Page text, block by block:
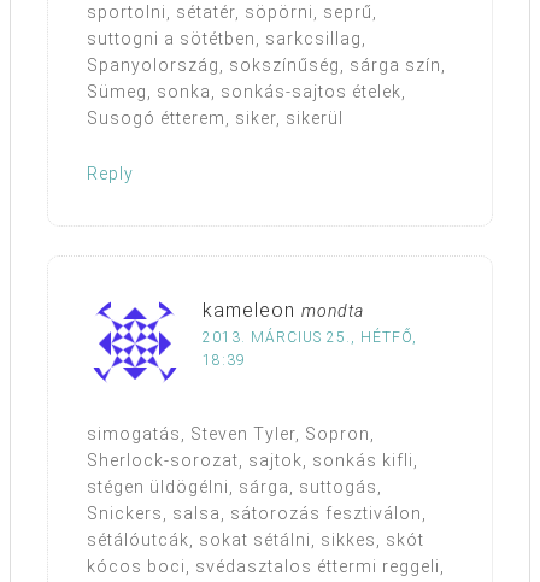
sportolni, sétatér, söpörni, seprű,
suttogni a sötétben, sarkcsillag,
Spanyolország, sokszínűség, sárga szín,
Sümeg, sonka, sonkás-sajtos ételek,
Susogó étterem, siker, sikerül
Reply
kameleon mondta
2013. MÁRCIUS 25., HÉTFŐ,
18:39
simogatás, Steven Tyler, Sopron,
Sherlock-sorozat, sajtok, sonkás kifli,
stégen üldögélni, sárga, suttogás,
Snickers, salsa, sátorozás fesztiválon,
sétálóutcák, sokat sétálni, sikkes, skót
kócos boci, svédasztalos éttermi reggeli,